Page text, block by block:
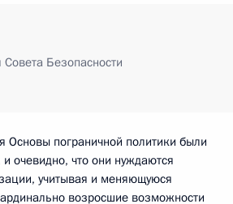
Безопасности
Основы пограничной политики были
очевидно, что они нуждаются
учитывая и меняющуюся
возросшие возможности